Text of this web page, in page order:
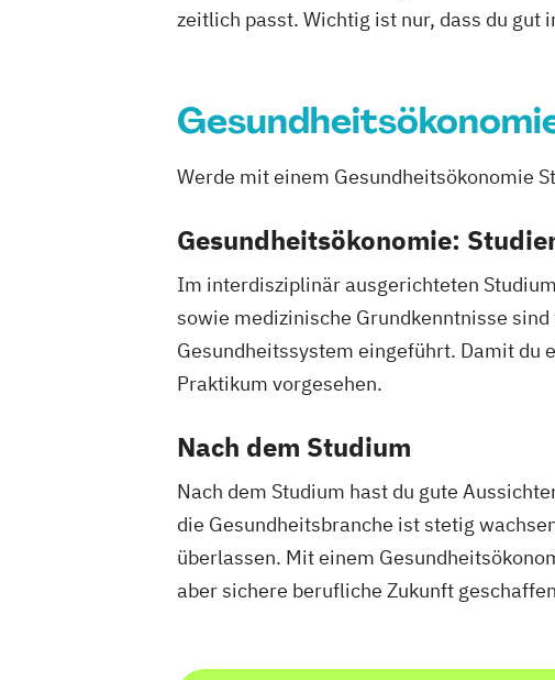
zeitlich passt. Wichtig ist nur, dass du gut
Werde mit einem Gesundheitsökonomie
Gesundheitsökonomie:
Im interdisziplinär ausgerichteten
sowie medizinische Grundkenntnisse
Gesundheitssystem eingeführt. Damit du
Praktikum vorgesehen.
Nach dem Studium
Nach dem Studium hast du gute
die Gesundheitsbranche ist stetig
überlassen. Mit einem
aber sichere berufliche Zukunft